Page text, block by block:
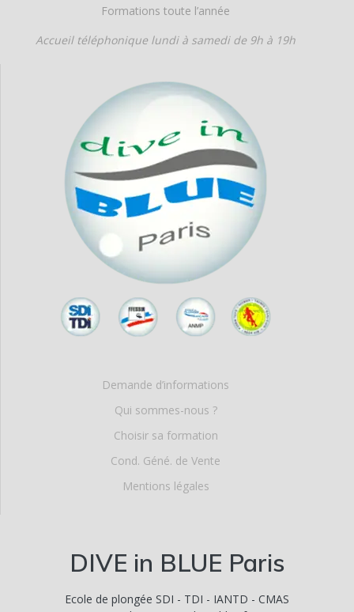
Formations toute l’année
Accueil téléphonique lundi à samedi de 9h à 19h
Demande d’informations
Qui sommes-nous ?
Choisir sa formation
Cond. Géné. de Vente
Mentions légales
DIVE in BLUE Paris
Ecole de plongée SDI - TDI - IANTD - CMAS